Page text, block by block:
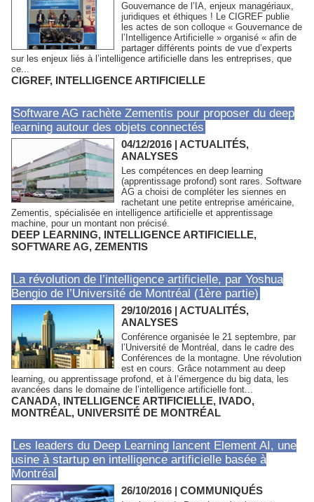
Gouvernance de l’IA, enjeux managériaux,
juridiques et éthiques ! Le CIGREF publie
les actes de son colloque « Gouvernance de
l’Intelligence Artificielle » organisé « afin de
partager différents points de vue d’experts
sur les enjeux liés à l’intelligence artificielle dans les entreprises, que
ce...
CIGREF, INTELLIGENCE ARTIFICIELLE
Software AG rachète Zementis pour proposer du deep
learning autour des objets connectés
04/12/2016 | ACTUALITÉS,
ANALYSES
Les compétences en deep learning
(apprentissage profond) sont rares. Software
AG a choisi de compléter les siennes en
rachetant une petite entreprise américaine,
Zementis, spécialisée en intelligence artificielle et apprentissage
machine, pour un montant non précisé.
DEEP LEARNING, INTELLIGENCE ARTIFICIELLE,
SOFTWARE AG, ZEMENTIS
La révolution de l’intelligence artificielle, par Yoshua
Bengio de l’Université de Montréal (1ère partie)
29/10/2016 | ACTUALITÉS,
ANALYSES
Conférence organisée le 21 septembre, par
l’Université de Montréal, dans le cadre des
Conférences de la montagne. Une révolution
est en cours. Grâce notamment au deep
learning, ou apprentissage profond, et à l’émergence du big data, les
avancées dans le domaine de l’intelligence artificielle font...
CANADA, INTELLIGENCE ARTIFICIELLE, IVADO,
MONTRÉAL, UNIVERSITÉ DE MONTRÉAL
Les leaders du Deep Learning lancent Element AI, une
usine à startup en intelligence artificielle basée à
Montréal
26/10/2016 | COMMUNIQUÉS